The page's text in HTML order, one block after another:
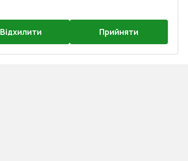
Відхилити Прийняти